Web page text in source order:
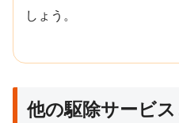
しょう。
他の駆除サービ